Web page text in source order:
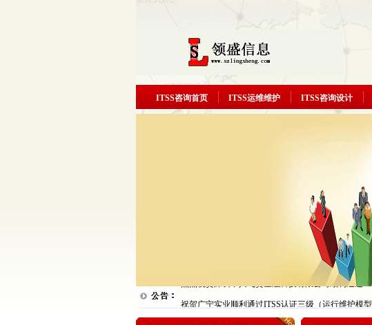
ITSS咨询首页 ITSS运维维护 ITSS咨询设计
祝贺汇源衡润顺利通过ITSS认证三级（运行维护模型
热烈祝贺富晋天维顺利通过ITSS认证三级（运行维护
热烈祝贺深圳中兴飞贷金融科技有限公司顺利通过
祝贺一路信息顺利通过ITSS认证三级（运行维护模